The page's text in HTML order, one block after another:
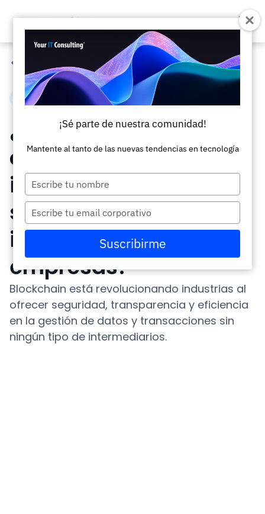
Todos los artículos
Ciberseguridad 6 minutos
¿Qué es Blockchain y
cuáles son sus
implicaciones en la
seguridad de
información en las
empresas?
Blockchain está revolucionando industrias al
ofrecer seguridad, transparencia y eficiencia
en la gestión de datos y transacciones sin
ningún tipo de intermediarios.
¡Sé parte de nuestra comunidad!
Mantente al tanto de las nuevas tendencias en tecnología
Escriba
su
nombre
Escriba
su
correo
Suscribirme